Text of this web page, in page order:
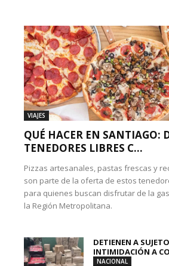
VIAJES
QUÉ HACER EN SANTIAGO:
TENEDORES LIBRES C...
Pizzas artesanales, pastas frescas y
son parte de la oferta de estos
para quienes buscan disfrutar de la
la Región Metropolitana.
DETIENEN A
INTIMIDACIÓN A
NACIONAL